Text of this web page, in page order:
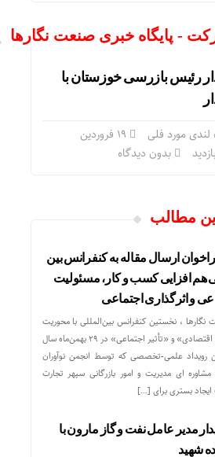
- پایگاه خبری صنعت نگارها
رئیس بازرسی خوزستان با
لندی مورد فلی
بدون دیدگاه
مطالب
ارسال مقاله به کنفرانس بین
هم افزایی کسب و کار، مسئولیت
و اثرگذاری اجتماعی
، نخستین کنفرانس بین‌المللی با محوریت
پیوند راهبردی بین «عملکرد اقتصادی» و «تأثیر اجتماعی» در ۲۹ بهمن‌ماه سال
رویداد علمی-تخصصی که توسط انجمن نوآوران
ای مدیریت و امور بازرگانی سپهر تجارت
ایجاد بستری برای […]
مدیر عامل نفت و گاز مارون با
شهید